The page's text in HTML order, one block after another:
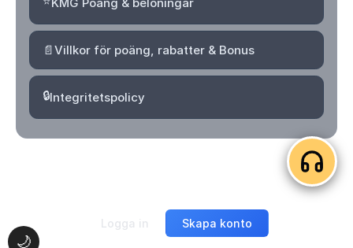
🌙
📄Villkor för poäng, rabatter & Bonus
🔒Integritetspolicy
Logga in
Skapa konto